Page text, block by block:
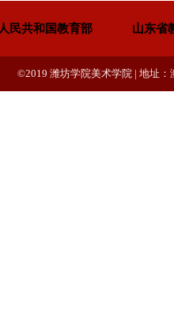
民共和国教育部 山东省
©2019 潍坊学院美术学院 | 地址：